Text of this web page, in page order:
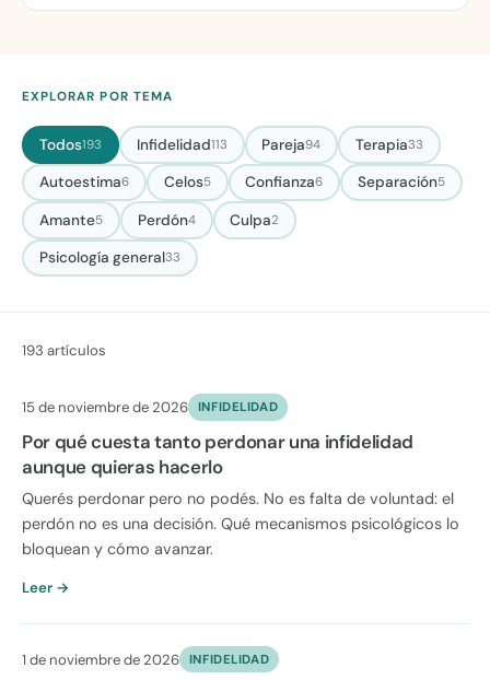
EXPLORAR POR TEMA
Todos193 Infidelidad113 Pareja94 Terapia33
Autoestima6 Celos5 Confianza6 Separación5
Amante5 Perdón4 Culpa2
Psicología general33
193 artículos
15 de noviembre de 2026 INFIDELIDAD
Por qué cuesta tanto perdonar una infidelidad
aunque quieras hacerlo
Querés perdonar pero no podés. No es falta de voluntad: el
perdón no es una decisión. Qué mecanismos psicológicos lo
bloquean y cómo avanzar.
Leer →
1 de noviembre de 2026 INFIDELIDAD